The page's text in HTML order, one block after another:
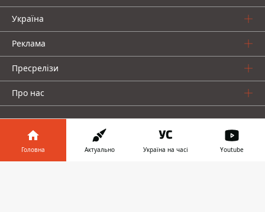
Україна
Реклама
Пресрелізи
Про нас
Головна Актуально Україна на часі Youtube